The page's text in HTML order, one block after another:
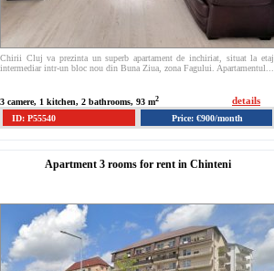
Chirii Cluj va prezinta un superb apartament de inchiriat, situat la etaj
intermediar intr-un bloc nou din Buna Ziua, zona Fagului. Apartamentul...
3 camere, 1 kitchen, 2 bathrooms, 93 m2 details
ID: P55540 Price: €900/month
Apartment 3 rooms for rent in Chinteni